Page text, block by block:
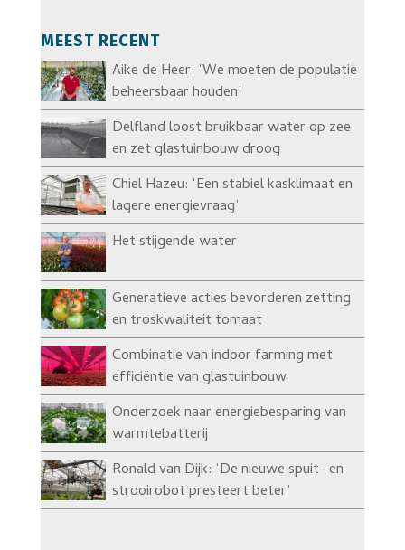
MEEST RECENT
Aike de Heer: ‘We moeten de populatie
beheersbaar houden’
Delfland loost bruikbaar water op zee
en zet glastuinbouw droog
Chiel Hazeu: ‘Een stabiel kasklimaat en
lagere energievraag’
Het stijgende water
Generatieve acties bevorderen zetting
en troskwaliteit tomaat
Combinatie van indoor farming met
efficiëntie van glastuinbouw
Onderzoek naar energiebesparing van
warmtebatterij
Ronald van Dijk: ‘De nieuwe spuit- en
strooirobot presteert beter’